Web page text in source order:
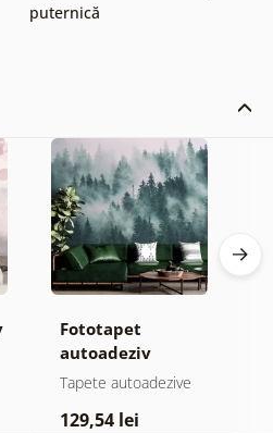
puternică
Fototapet
autoadeziv
pădure în ceață
Tapete autoadezive
129,54 lei